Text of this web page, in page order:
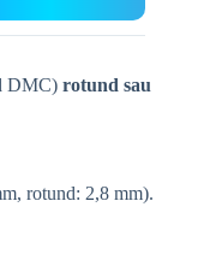
DMC) rotund sau
rotund: 2,8 mm).